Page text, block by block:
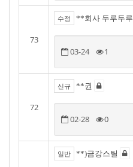
73
수정 **회사 두루두루
03-24 1
72
신규 **권
02-28 0
일반 **)금강스틸